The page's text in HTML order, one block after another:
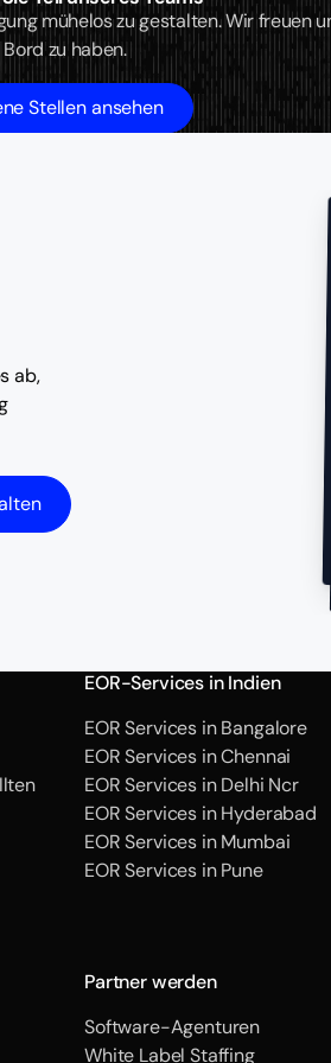
mühelos zu gestalten. Wir freuen
Bord zu haben.
Stellen ansehen
ab,
EOR-Services in Indien
EOR Services in Bangalore
EOR Services in Chennai
EOR Services in Delhi Ncr
EOR Services in Hyderabad
EOR Services in Mumbai
EOR Services in Pune
Partner werden
Software-Agenturen
White Label Staffing